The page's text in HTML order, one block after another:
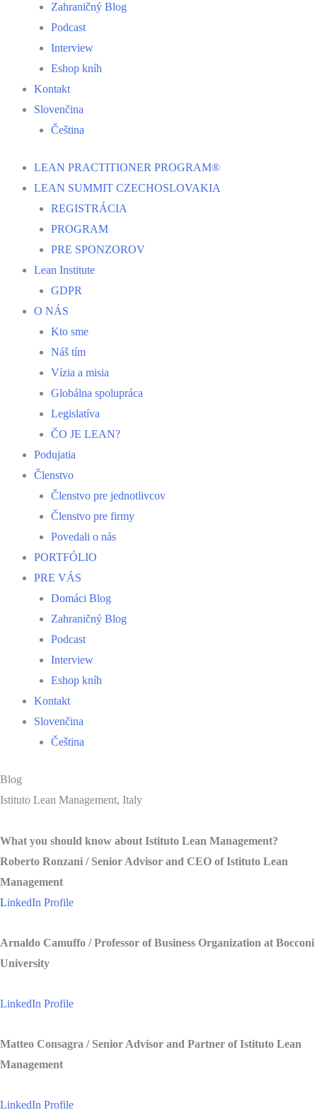
Zahraničný Blog
Podcast
Interview
Eshop kníh
Kontakt
Slovenčina
Čeština
LEAN PRACTITIONER PROGRAM®
LEAN SUMMIT CZECHOSLOVAKIA
REGISTRÁCIA
PROGRAM
PRE SPONZOROV
Lean Institute
GDPR
O NÁS
Kto sme
Náš tím
Vízia a misia
Globálna spolupráca
Legislatíva
ČO JE LEAN?
Podujatia
Členstvo
Členstvo pre jednotlivcov
Členstvo pre firmy
Povedali o nás
PORTFÓLIO
PRE VÁS
Domáci Blog
Zahraničný Blog
Podcast
Interview
Eshop kníh
Kontakt
Slovenčina
Čeština
Blog
Istituto Lean Management, Italy
What you should know about Istituto Lean Management?
Roberto Ronzani / Senior Advisor and CEO of Istituto Lean
Management
LinkedIn Profile
Arnaldo Camuffo / Professor of Business Organization at Bocconi
University
LinkedIn Profile
Matteo Consagra / Senior Advisor and Partner of Istituto Lean
Management
LinkedIn Profile